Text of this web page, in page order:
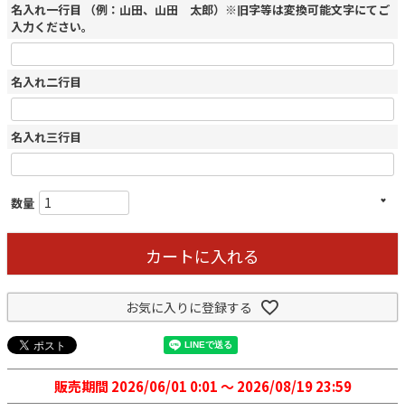
名入れ一行目 （例：山田、山田 太郎）※旧字等は変換可能文字にてご
入力ください。
名入れ二行目
名入れ三行目
カートに入れる
お気に入りに登録する
販売期間 2026/06/01 0:01〜 2026/08/19 23:59